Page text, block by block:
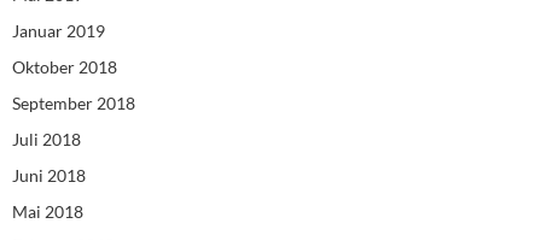
Januar 2019
Oktober 2018
September 2018
Juli 2018
Juni 2018
Mai 2018